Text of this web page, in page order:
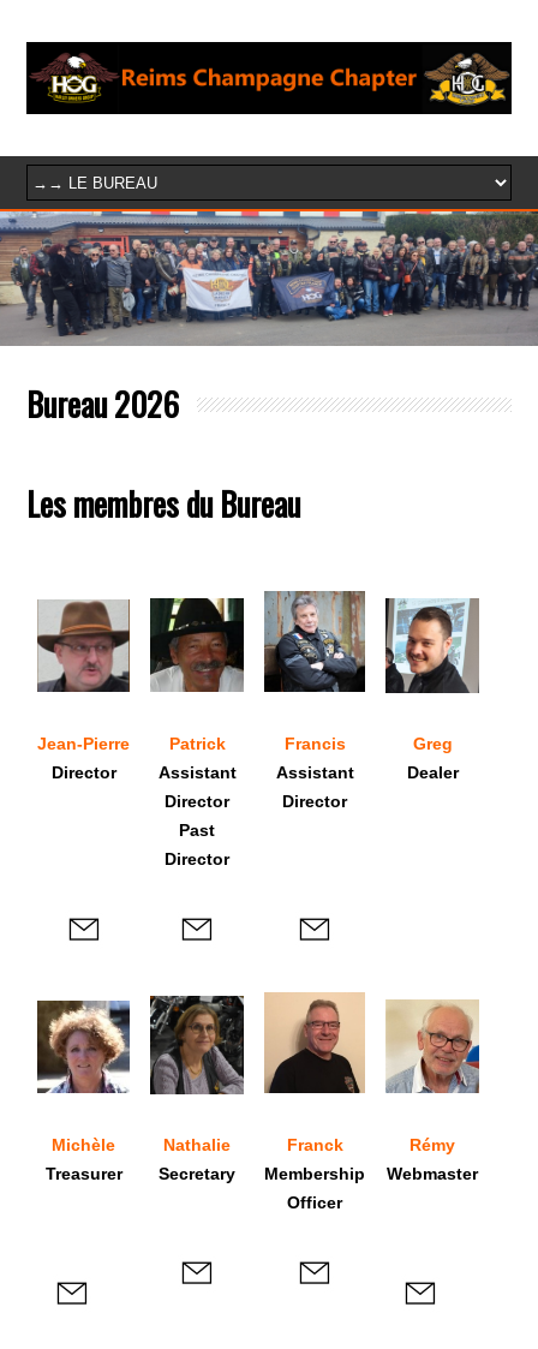
Bureau 2026
Les membres du Bureau
Jean-Pierre
Director
Patrick
Assistant
Director
Past
Director
Francis
Assistant
Director
Greg
Dealer
Michèle
Treasurer
Nathalie
Secretary
Franck
Membership
Officer
Rémy
Webmaster